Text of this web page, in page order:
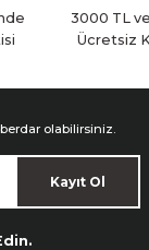
3000 TL
Ücretsiz
olabilirsiniz.
Kayıt Ol